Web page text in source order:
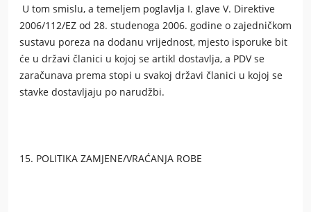
U tom smislu, a temeljem poglavlja I. glave V. Direktive
2006/112/EZ od 28. studenoga 2006. godine o zajedničkom
sustavu poreza na dodanu vrijednost, mjesto isporuke bit
će u državi članici u kojoj se artikl dostavlja, a PDV se
zaračunava prema stopi u svakoj državi članici u kojoj se
stavke dostavljaju po narudžbi.
15. POLITIKA ZAMJENE/VRAĆANJA ROBE